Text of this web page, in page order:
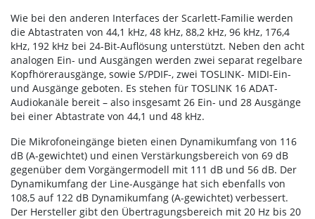
Wie bei den anderen Interfaces der Scarlett-Familie werden
die Abtastraten von 44,1 kHz, 48 kHz, 88,2 kHz, 96 kHz, 176,4
kHz, 192 kHz bei 24-Bit-Auflösung unterstützt. Neben den acht
analogen Ein- und Ausgängen werden zwei separat regelbare
Kopfhörerausgänge, sowie S/PDIF-, zwei TOSLINK- MIDI-Ein-
und Ausgänge geboten. Es stehen für TOSLINK 16 ADAT-
Audiokanäle bereit – also insgesamt 26 Ein- und 28 Ausgänge
bei einer Abtastrate von 44,1 und 48 kHz.
Die Mikrofoneingänge bieten einen Dynamikumfang von 116
dB (A-gewichtet) und einen Verstärkungsbereich von 69 dB
gegenüber dem Vorgängermodell mit 111 dB und 56 dB. Der
Dynamikumfang der Line-Ausgänge hat sich ebenfalls von
108,5 auf 122 dB Dynamikumfang (A-gewichtet) verbessert.
Der Hersteller gibt den Übertragungsbereich mit 20 Hz bis 20